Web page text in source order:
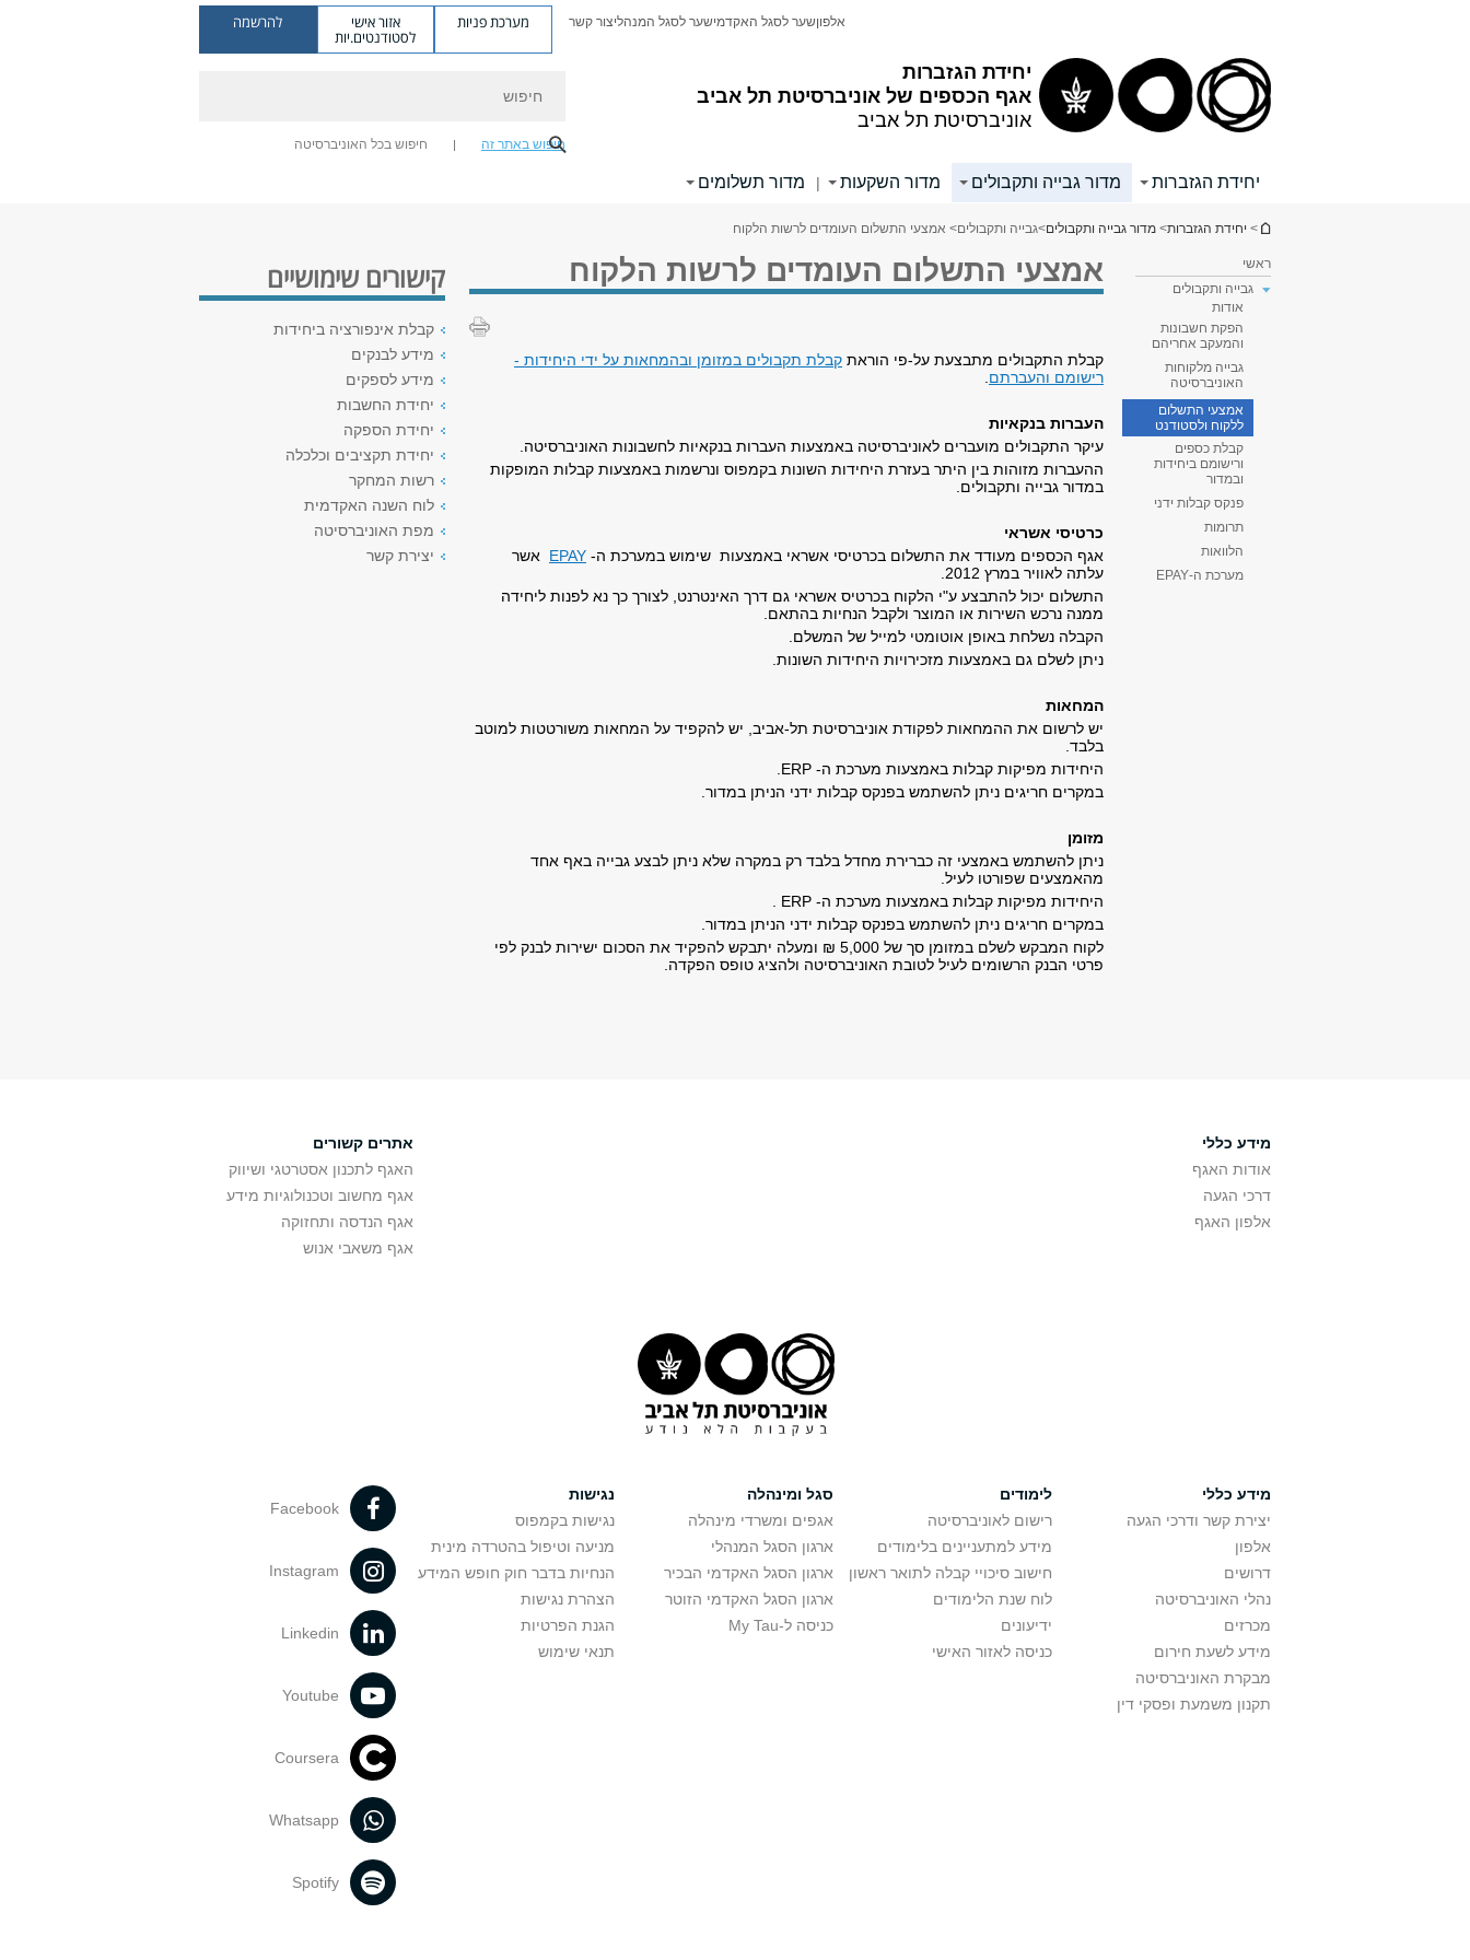
יחידת הגזברות
אגף הכספים של אוניברסיטת תל אביב
אוניברסיטת תל אביב
אלפוןשער לסגל האקדמישער לסגל המנהליצור קשר מערכת פניות אזור אישי
לסטודנטים.יות
להרשמה
חיפוש באתר זה חיפוש בכל האוניברסיטה
יחידת הגזברות מדור גבייה ותקבולים מדור השקעות | מדור תשלומים
הינך נמצא כאן
> יחידת הגזברות> מדור גבייה ותקבולים>גבייה ותקבולים> אמצעי התשלום העומדים לרשות הלקוח
ראשי
גבייה ותקבולים
אודות
הפקת חשבונות
והמעקב אחריהם
גבייה מלקוחות
האוניברסיטה
אמצעי התשלום
ללקוח ולסטודנט
קבלת כספים
ורישומם ביחידות
ובמדור
פנקס קבלות ידני
תרומות
הלוואות
מערכת ה-EPAY
אמצעי התשלום העומדים לרשות הלקוח
קבלת התקבולים מתבצעת על-פי הוראת קבלת תקבולים במזומן ובהמחאות על ידי היחידות -
רישומם והעברתם
העברות בנקאיות
עיקר התקבולים מועברים לאוניברסיטה באמצעות העברות בנקאיות לחשבונות האוניברסיטה.
ההעברות מזוהות בין היתר בעזרת היחידות השונות בקמפוס ונרשמות באמצעות קבלות המופקות
במדור גבייה ותקבולים.
כרטיסי אשראי
אגף הכספים מעודד את התשלום בכרטיסי אשראי באמצעות שימוש במערכת ה- EPAY אשר
עלתה לאוויר במרץ 2012.
התשלום יכול להתבצע ע"י הלקוח בכרטיס אשראי גם דרך האינטרנט, לצורך כך נא לפנות ליחידה
ממנה נרכש השירות או המוצר ולקבל הנחיות בהתאם.
הקבלה נשלחת באופן אוטומטי למייל של המשלם.
ניתן לשלם גם באמצעות מזכירויות היחידות השונות.
המחאות
יש לרשום את ההמחאות לפקודת אוניברסיטת תל-אביב, יש להקפיד על המחאות משורטטות למוטב
בלבד.
היחידות מפיקות קבלות באמצעות מערכת ה- ERP
במקרים חריגים ניתן להשתמש בפנקס קבלות ידני הניתן במדור.
מזומן
ניתן להשתמש באמצעי זה כברירת מחדל בלבד רק במקרה שלא ניתן לבצע גבייה באף אחד
מהאמצעים שפורטו לעיל.
היחידות מפיקות קבלות באמצעות מערכת ה- ERP .
במקרים חריגים ניתן להשתמש בפנקס קבלות ידני הניתן במדור.
לקוח המבקש לשלם במזומן סך של 5,000 ₪ ומעלה יתבקש להפקיד את הסכום ישירות לבנק לפי
פרטי הבנק הרשומים לעיל לטובת האוניברסיטה ולהציג טופס הפקדה.
קישורים שימושיים
קבלת אינפורציה ביחידות
מידע לבנקים
מידע לספקים
יחידת החשבות
יחידת הספקה
יחידת תקציבים וכלכלה
רשות המחקר
לוח השנה האקדמית
מפת האוניברסיטה
יצירת קשר
מידע כללי
אודות האגף
דרכי הגעה
אלפון האגף
אתרים קשורים
האגף לתכנון אסטרטגי ושיווק
אגף מחשוב וטכנולוגיות מידע
אגף הנדסה ותחזוקה
אגף משאבי אנוש
מידע כללי
יצירת קשר ודרכי הגעה
אלפון
דרושים
נהלי האוניברסיטה
מכרזים
מידע לשעת חירום
מבקרת האוניברסיטה
תקנון משמעת ופסקי דין
לימודים
רישום לאוניברסיטה
מידע למתעניינים בלימודים
חישוב סיכויי קבלה לתואר ראשון
לוח שנת הלימודים
ידיעונים
כניסה לאזור האישי
סגל ומינהלה
אגפים ומשרדי מינהלה
ארגון הסגל המנהלי
ארגון הסגל האקדמי הבכיר
ארגון הסגל האקדמי הזוטר
כניסה ל-My Tau
נגישות
נגישות בקמפוס
מניעה וטיפול בהטרדה מינית
הנחיות בדבר חוק חופש המידע
הצהרת נגישות
הגנת הפרטיות
תנאי שימוש
Facebook
Instagram
Linkedin
Youtube
Coursera
Whatsapp
Spotify